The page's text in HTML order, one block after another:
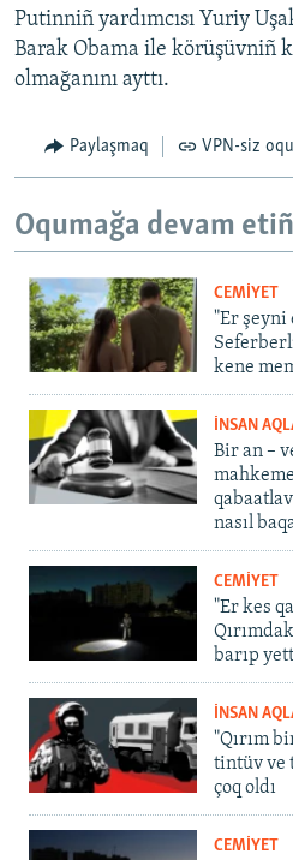
Putinniñ yardımcısı Yuriy
Barak Obama ile körüşüvniñ
olmağanını ayttı.
Paylaşmaq VPN-siz
Oqumağa devam
CEMİYET
"Er şeyni
kene
İNSAN
Bir an –
nasıl
CEMİYET
"Er kes
barıp
İNSAN
"Qırım
tintüv ve
çoq oldı
CEMİYET